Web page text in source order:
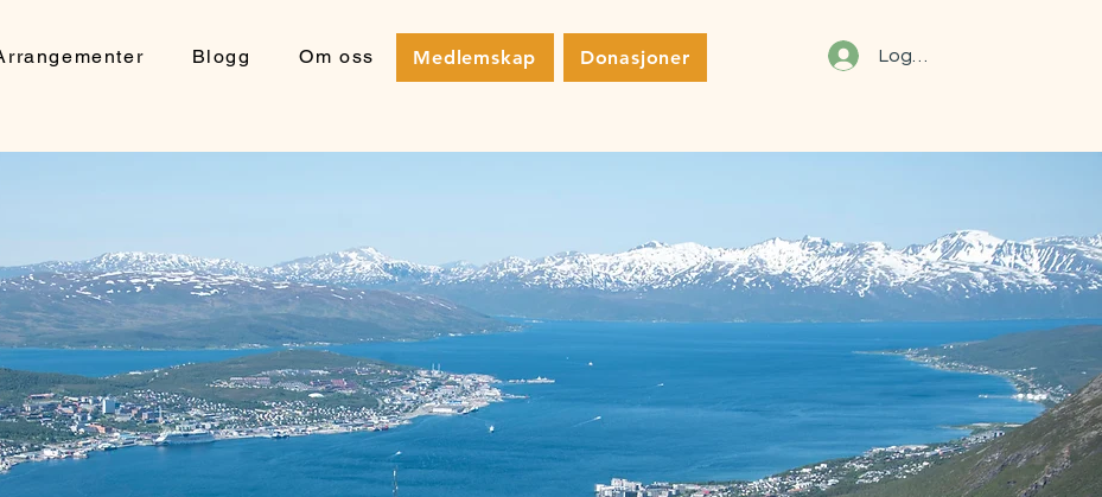
Blogg Om oss Medlemskap Donasjoner Logg inn